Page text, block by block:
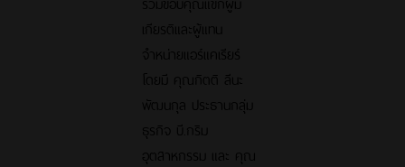
เกียรติและผู้แทน
จำหน่ายแอร์แคเรียร์
โดยมี คุณกิตติ ลีนะ
พัฒนกุล ประธานกลุ่ม
ธุรกิจ บี.กริม
อุตสาหกรรม และ คุณ